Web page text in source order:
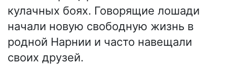
кулачных боях. Говорящие лошади
начали новую свободную жизнь в
родной Нарнии и часто навещали
своих друзей.